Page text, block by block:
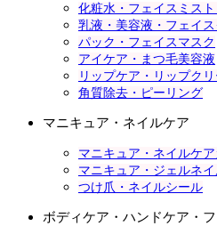
化粧水・フェイスミス
乳液・美容液・フェイ
パック・フェイスマスク
アイケア・まつ毛美容液
リップケア・リップク
角質除去・ピーリング
マニキュア・ネイルケア
マニキュア・ネイルケ
マニキュア・ジェルネ
つけ爪・ネイルシール
ボディケア・ハンドケア・